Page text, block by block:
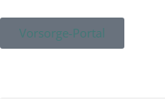
Vorsorge-Portal